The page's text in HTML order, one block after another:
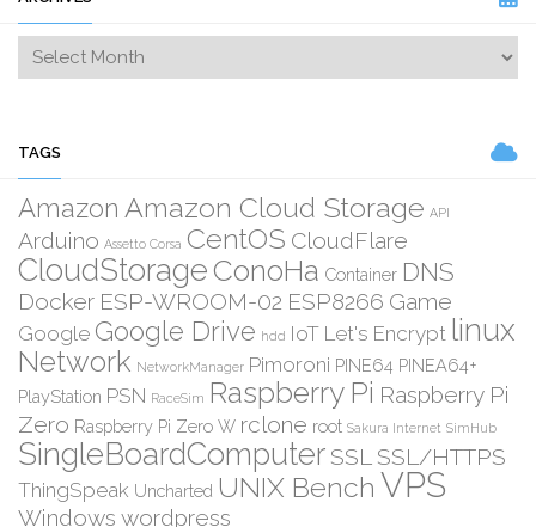
TAGS
Amazon Amazon Cloud Storage API
Arduino Assetto Corsa CentOS CloudFlare
CloudStorageConoHa Container DNS
Docker ESP-WROOM-02 ESP8266 Game
Google Google Drive hdd IoT Let's Encrypt linux
Network NetworkManager Pimoroni PINE64 PINEA64+
PlayStation PSN RaceSim Raspberry Pi Raspberry Pi
Zero Raspberry Pi Zero W rclone root Sakura Internet SimHub
SingleBoardComputer SSL SSL/HTTPS
ThingSpeak Uncharted UNIX Bench VPS
Windows wordpress